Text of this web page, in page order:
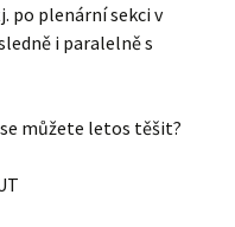
po plenární sekci v
i paralelně s
můžete letos těšit?